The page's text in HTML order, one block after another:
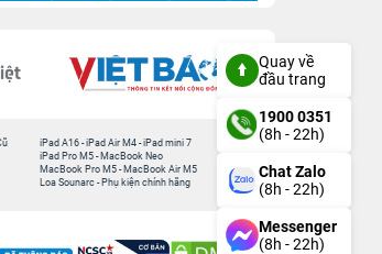
iPad A16 -iPad Air M4 -iPad mini 7
iPad Pro M5 - MacBook Neo
MacBook Pro M5 - MacBook Air M5
Loa Sounarc - Phụ kiện chính hãng
Quay về
đầu trang
1900 0351
(8h - 22h)
Chat Zalo
(8h - 22h)
Messenger
(8h - 22h)